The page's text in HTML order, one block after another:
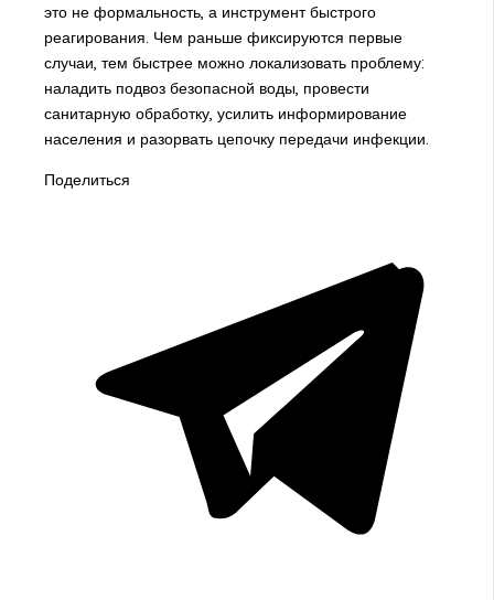
это не формальность, а инструмент быстрого
реагирования. Чем раньше фиксируются первые
случаи, тем быстрее можно локализовать проблему:
наладить подвоз безопасной воды, провести
санитарную обработку, усилить информирование
населения и разорвать цепочку передачи инфекции.
Поделиться